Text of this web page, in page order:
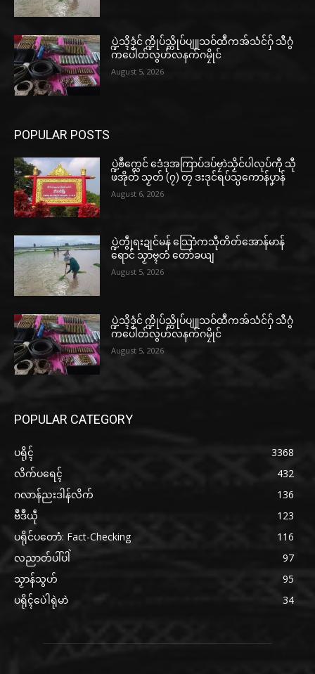
ပ္ဍဲသ္ၚိဒၟံင် က္ဍိုပ်သ္ကိုပ်ပျူသဝ်ထဳကအ်သံင်ဂှ် သီဂွံ
ကပေါတ်လွဟ်လနက်ဂမၠိုင်
August 5, 2026
POPULAR POSTS
ပ္ဍဲၜဳက္လေင် ဒေံဒုအကြာပ်ဒပ်ဗၠာဲသၟိင်ပါလုပ်ကီု သီု
ဖအိုတ် သၟတ် (၇) တၠ ဒးဒုင်ရပ်သ္ပကောန်ပၞာန်
August 6, 2026
ပ္ဍဲတွဵုရးဍုင်မန် သြောံကသီုတိတ်အောန်မာန်
ရောင် သၟာဗ္ၚတံ တော်ခယျ
August 5, 2026
ပ္ဍဲသ္ၚိဒၟံင် က္ဍိုပ်သ္ကိုပ်ပျူသဝ်ထဳကအ်သံင်ဂှ် သီဂွံ
ကပေါတ်လွဟ်လနက်ဂမၠိုင်
August 5, 2026
POPULAR CATEGORY
ပရိုၚ်
3368
လိက်ပရေၚ်
432
ဂလာန်ညးဒါန်လိက်
136
ဗဳဒဳယဵု
123
ပရိုင်ပတောံ: Fact-Checking
116
လညာတ်ပါ်ပါဲ
97
သၟာန်သွဟ်
95
ပရိုၚ်ပေဲါရုဲမာဲ
34